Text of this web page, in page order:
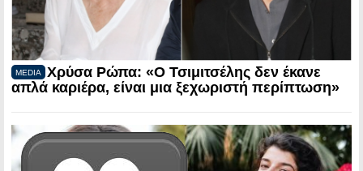
MEDIA
Χρύσα Ρώπα: «Ο Τσιμιτσέλης δεν έκανε
απλά καριέρα, είναι μια ξεχωριστή περίπτωση»